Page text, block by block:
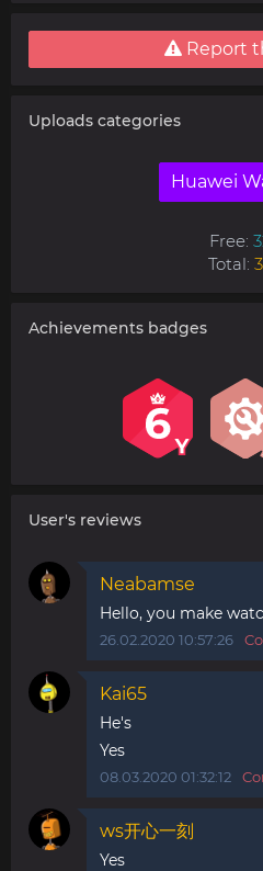
Report
Uploads categories
Huawei
Free:
Total:
Achievements badges
User's reviews
Neabamse
Hello, you make
26.02.2020 10:57:26
Kai65
He's
Yes
08.03.2020 01:32:12
ws开心一刻
Yes